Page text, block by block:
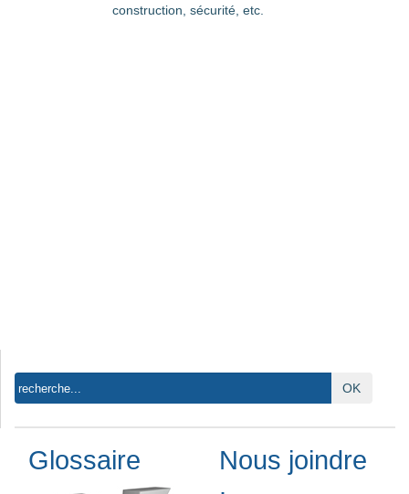
construction, sécurité, etc.
OK
Glossaire
Nous joindre